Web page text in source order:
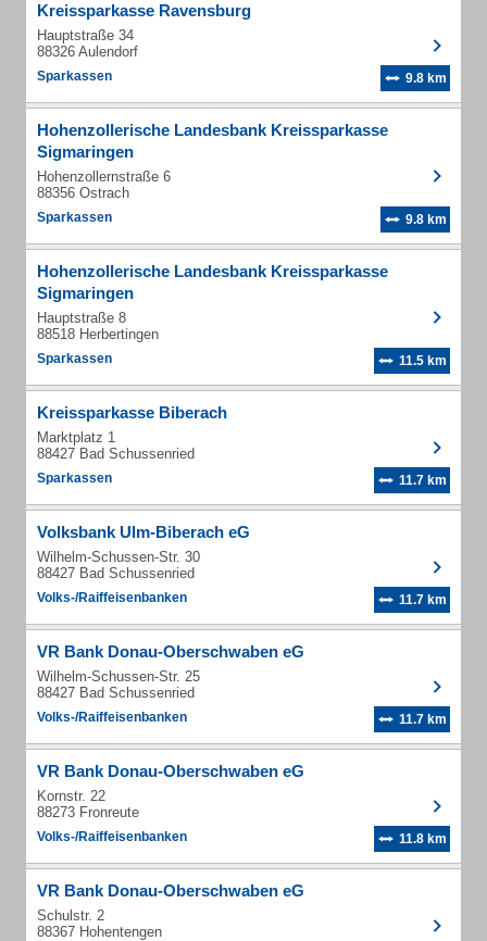
Kreissparkasse Ravensburg
Hauptstraße 34
88326 Aulendorf
Sparkassen 9.8 km
Hohenzollerische Landesbank Kreissparkasse
Sigmaringen
Hohenzollernstraße 6
88356 Ostrach
Sparkassen 9.8 km
Hohenzollerische Landesbank Kreissparkasse
Sigmaringen
Hauptstraße 8
88518 Herbertingen
Sparkassen 11.5 km
Kreissparkasse Biberach
Marktplatz 1
88427 Bad Schussenried
Sparkassen 11.7 km
Volksbank Ulm-Biberach eG
Wilhelm-Schussen-Str. 30
88427 Bad Schussenried
Volks-/Raiffeisenbanken 11.7 km
VR Bank Donau-Oberschwaben eG
Wilhelm-Schussen-Str. 25
88427 Bad Schussenried
Volks-/Raiffeisenbanken 11.7 km
VR Bank Donau-Oberschwaben eG
Kornstr. 22
88273 Fronreute
Volks-/Raiffeisenbanken 11.8 km
VR Bank Donau-Oberschwaben eG
Schulstr. 2
88367 Hohentengen